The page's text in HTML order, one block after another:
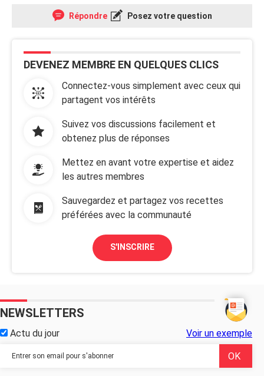
Répondre Posez votre question
DEVENEZ MEMBRE EN QUELQUES CLICS
Connectez-vous simplement avec ceux qui
partagent vos intérêts
Suivez vos discussions facilement et
obtenez plus de réponses
Mettez en avant votre expertise et aidez
les autres membres
Sauvegardez et partagez vos recettes
préférées avec la communauté
S'INSCRIRE
NEWSLETTERS
Actu du jour Voir un exemple